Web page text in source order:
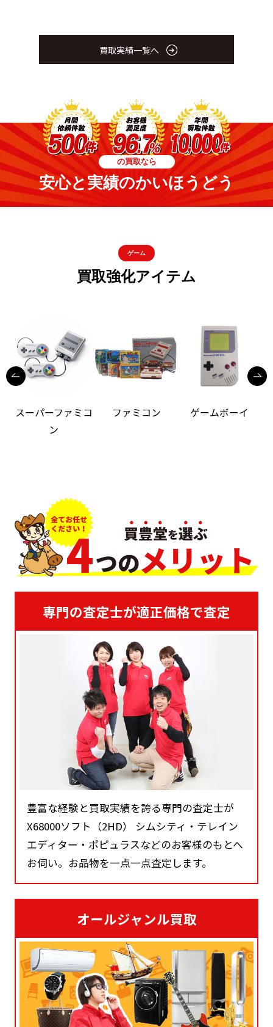
買取実績一覧へ
の買取なら
安心と実績のかいほうどう
ゲーム
買取強化アイテム
スーパーファミコ
ン
ファミコン ゲームボーイ
専門の査定士が適正価格で査定
豊富な経験と買取実績を誇る専門の査定士が
X68000ソフト（2HD） シムシティ・テレイン
エディター・ポピュラスなどのお客様のもとへ
お伺い。お品物を一点一点査定します。
オールジャンル買取